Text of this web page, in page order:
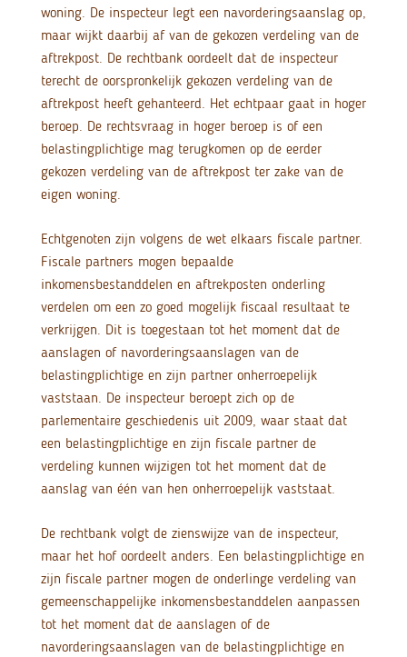
woning. De inspecteur legt een navorderingsaanslag op,
maar wijkt daarbij af van de gekozen verdeling van de
aftrekpost. De rechtbank oordeelt dat de inspecteur
terecht de oorspronkelijk gekozen verdeling van de
aftrekpost heeft gehanteerd. Het echtpaar gaat in hoger
beroep. De rechtsvraag in hoger beroep is of een
belastingplichtige mag terugkomen op de eerder
gekozen verdeling van de aftrekpost ter zake van de
eigen woning.
Echtgenoten zijn volgens de wet elkaars fiscale partner.
Fiscale partners mogen bepaalde
inkomensbestanddelen en aftrekposten onderling
verdelen om een zo goed mogelijk fiscaal resultaat te
verkrijgen. Dit is toegestaan tot het moment dat de
aanslagen of navorderingsaanslagen van de
belastingplichtige en zijn partner onherroepelijk
vaststaan. De inspecteur beroept zich op de
parlementaire geschiedenis uit 2009, waar staat dat
een belastingplichtige en zijn fiscale partner de
verdeling kunnen wijzigen tot het moment dat de
aanslag van één van hen onherroepelijk vaststaat.
De rechtbank volgt de zienswijze van de inspecteur,
maar het hof oordeelt anders. Een belastingplichtige en
zijn fiscale partner mogen de onderlinge verdeling van
gemeenschappelijke inkomensbestanddelen aanpassen
tot het moment dat de aanslagen of de
navorderingsaanslagen van de belastingplichtige en